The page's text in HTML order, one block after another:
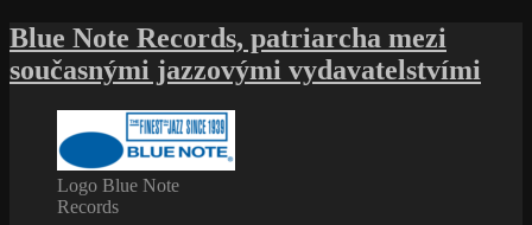
s
názvem
Creed
člověk
za
vším
tím
Blue Note Records, patriarcha mezi
současnými jazzovými vydavatelstvími
Logo Blue Note
Records